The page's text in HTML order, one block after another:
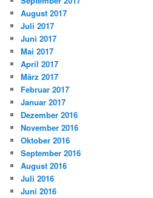
August 2017
Juli 2017
Juni 2017
Mai 2017
April 2017
März 2017
Februar 2017
Januar 2017
Dezember 2016
November 2016
Oktober 2016
September 2016
August 2016
Juli 2016
Juni 2016